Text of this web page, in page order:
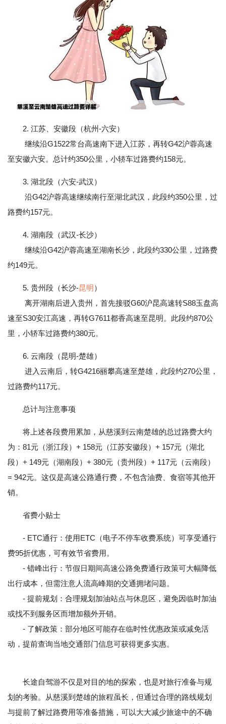
2. 江苏、安徽段（杭州-六安）
继续沿G1522常台高速南下进入江苏，再转G42沪蓉高速
至安徽六安。总计约350公里，小轿车过路费约158元。
3. 湖北段（六安-武汉）
沿G42沪蓉高速继续南行至湖北武汉，此段约350公里，过
路费约157元。
4. 湖南段（武汉-长沙）
继续沿G42沪蓉高速至湖南长沙，此段约330公里，过路费
约149元。
5. 贵州段（长沙-昆明 ）
离开湖南后进入贵州，首先接驳G60沪昆高速转S88玉盘高
速至S30安江高速，再转G7611都香高速至昆明。此段约870公
里，小轿车过路费约380元。
6. 云南段（昆明-楚雄）
进入云南后，转G4216丽攀高速至楚雄，此段约270公里，
过路费约117元。
总计与注意事项
将上述各段费用累加，从慈溪到云南楚雄的总过路费大约
为：81元（浙江段）+ 158元（江苏安徽段）+ 157元（湖北
段）+ 149元（湖南段）+ 380元（贵州段）+ 117元（云南段）
= 942元。这仅是高速公路通行费，不包含油费、食宿等其他开
销。
省费小贴士
- ETC通行：使用ETC（电子不停车收费系统）可享受通行
费95折优惠，可有效节省费用。
- 错峰出行：节假日期间高速公路免费通行政策可大幅降低
出行成本，但需注意人流高峰期的交通拥堵问题。
- 提前规划：合理规划加油站点与休息区，避免因临时加油
或找不到服务区而增加额外开销。
- 了解政策：部分地区可能存在临时性优惠政策或减免活
动，提前查询当地交通部门信息可获得更多实惠。
长途自驾游不仅是对目的地的探索，也是对旅行准备与规
划的考验。从慈溪到楚雄的旅程虽长，但通过合理的路线规划
与提前了解过路费用等准备措施，可以大大减少旅途中的不确